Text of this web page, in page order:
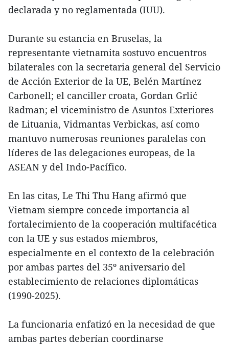
declarada y no reglamentada (IUU).
Durante su estancia en Bruselas, la
representante vietnamita sostuvo encuentros
bilaterales con la secretaria general del Servicio
de Acción Exterior de la UE, Belén Martínez
Carbonell; el canciller croata, Gordan Grlić
Radman; el viceministro de Asuntos Exteriores
de Lituania, Vidmantas Verbickas, así como
mantuvo numerosas reuniones paralelas con
líderes de las delegaciones europeas, de la
ASEAN y del Indo-Pacífico.
En las citas, Le Thi Thu Hang afirmó que
Vietnam siempre concede importancia al
fortalecimiento de la cooperación multifacética
con la UE y sus estados miembros,
especialmente en el contexto de la celebración
por ambas partes del 35º aniversario del
establecimiento de relaciones diplomáticas
(1990-2025).
La funcionaria enfatizó en la necesidad de que
ambas partes deberían coordinarse